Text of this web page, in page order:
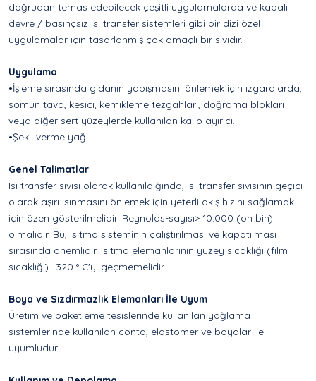
doğrudan temas edebilecek çeşitli uygulamalarda ve kapalı
devre / basınçsız ısı transfer sistemleri gibi bir dizi özel
uygulamalar için tasarlanmış çok amaçlı bir sıvıdır.
Uygulama
•İşleme sırasında gıdanın yapışmasını önlemek için ızgaralarda,
somun tava, kesici, kemikleme tezgahları, doğrama blokları
veya diğer sert yüzeylerde kullanılan kalıp ayırıcı.
•Şekil verme yağı
Genel Talimatlar
Isı transfer sıvısı olarak kullanıldığında, ısı transfer sıvısının geçici
olarak aşırı ısınmasını önlemek için yeterli akış hızını sağlamak
için özen gösterilmelidir. Reynolds-sayısı> 10.000 (on bin)
olmalıdır. Bu, ısıtma sisteminin çalıştırılması ve kapatılması
sırasında önemlidir. Isıtma elemanlarının yüzey sıcaklığı (film
sıcaklığı) +320 ° C'yi geçmemelidir.
Boya ve Sızdırmazlık Elemanları İle Uyum
Üretim ve paketleme tesislerinde kullanılan yağlama
sistemlerinde kullanılan conta, elastomer ve boyalar ile
uyumludur.